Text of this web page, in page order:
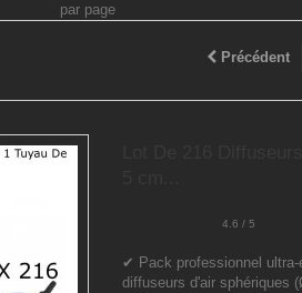
par page
Précédent
4.6 / 5
✔ Pack professionnel ultra-
diffuseurs d'air sphériques